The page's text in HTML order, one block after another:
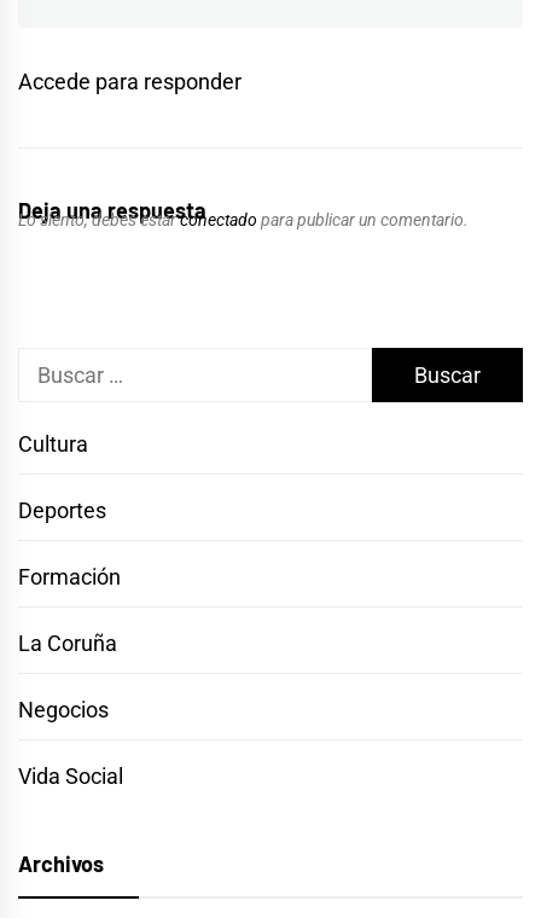
Accede para responder
Deja una respuesta
Lo siento, debes estarconectado para publicar un comentario.
Buscar:
Cultura
Deportes
Formación
La Coruña
Negocios
Vida Social
Archivos